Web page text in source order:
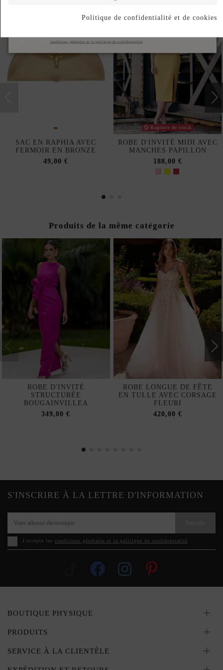
SAC EN RAPHIA AVEC
FERMOIR EN BRONZE
49,00 €
Rupture de stock
ROBE D'INVITÉ MIDI AVEC
MANCHES PAPILLON
188,00 €
Produits de la même catégorie
ROBE D'INVITÉ
STRUCTURÉE
BOUGAINVILLEA
349,00 €
ROBE LONGUE DE FÊTE
EN TULLE AVEC CORSAGE
FLEURI
420,00 €
S'INSCRIRE À LA LETTRE D'INFORMATION
J'accepte les conditions générales et la politique de confidentialité
BOUTIQUE PHYSIQUE
PRODUITS
SERVICE À LA CLIENTÈLE
conditions générales et la politique de confidentialité
Politique de confidentialité et de cookies